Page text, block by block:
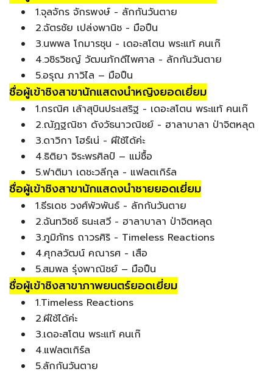
1.จุลจักร จักรพงษ์ - ลักกันวันตาย
2.ฉัตรชัย เปล่งพานิช - มือปืน
3.นพพล โกมารชุน - เดอะสโตน พระแท้ คนเก๊
4.วชิรวิชญ์ วัฒนภักดีไพศาล - ลักกันวันตาย
5.อรุณ ภาวิไล – มือปืน
ชื่อผู้เข้าชิงสาขานักแสดงนำหญิงยอดเยี่ยม
1.กรณิศ เล้าสุบินประเสริฐ - เดอะสโตน พระแท้ คนเก๊
2.ณัฏฐณิชา ดังวัธนาวณิชย์ - ฮาลาบาลา ป่าจิตหลุด
3.ดาวิกา โฮร์เน่ - ผีใช้ได้ค่ะ
4.ธิติยา จิระพรศิลป์ – แม่ซื้อ
5.ฟาติมา เดชะวลีกุล - แฟลตเกิร์ล
ชื่อผู้เข้าชิงสาขานักแสดงนำชายยอดเยี่ยม
1.ธีรเดช วงศ์พัวพันธ์ - ลักกันวันตาย
2.ฉันทวิชช์ ธนะเสวี - ฮาลาบาลา ป่าจิตหลุด
3.ภูมิภัทร ถาวรศิริ - Timeless Reactions
4.ศุกลวัฒน์ คณารศ - เสือ
5.สมพล รุ่งพาณิชย์ – มือปืน
ชื่อผู้เข้าชิงสาขาภาพยนตร์ยอดเยี่ยม
1.Timeless Reactions
2.ผีใช้ได้ค่ะ
3.เดอะสโตน พระแท้ คนเก๊
4.แฟลตเกิร์ล
5.ลักกันวันตาย